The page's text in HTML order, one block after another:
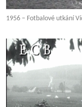
1956 – Fotbalové utkání